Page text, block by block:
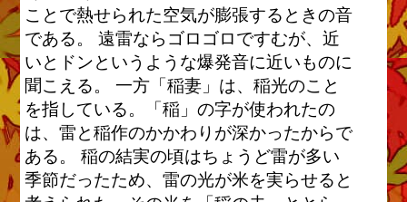
ことで熱せられた空気が膨張するときの音
である。 遠雷ならゴロゴロですむが、近
いとドンというような爆発音に近いものに
聞こえる。 一方「稲妻」は、稲光のこと
を指している。「稲」の字が使われたの
は、雷と稲作のかかわりが深かったからで
ある。 稲の結実の頃はちょうど雷が多い
季節だったため、雷の光が米を実らせると